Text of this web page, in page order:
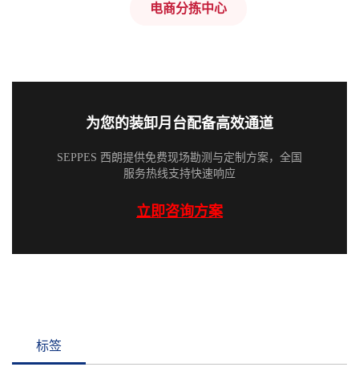
电商分拣中心
为您的装卸月台配备高效通道
SEPPES 西朗提供免费现场勘测与定制方案，全国
服务热线支持快速响应
立即咨询方案
标签